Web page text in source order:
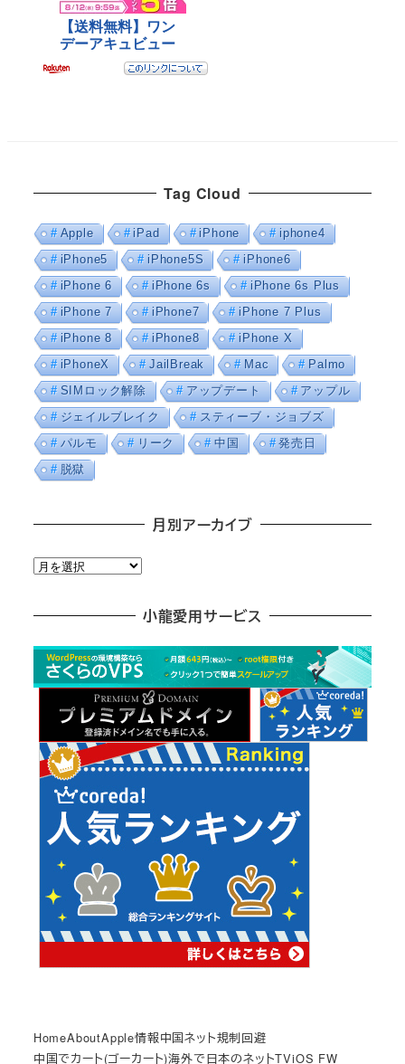
Tag Cloud
Apple iPad iPhone
iphone4
iPhone5
iPhone5S
iPhone6
iPhone 6
iPhone 6s
iPhone 6s Plus
iPhone 7
iPhone7
iPhone 7 Plus
iPhone 8
iPhone8
iPhone X
iPhoneX
JailBreak Mac
Palmo
SIMロック解除
アップデート
アップル
ジェイルブレイク
スティーブ・ジョブズ
パルモ
リーク 中国
発売日
脱獄
月別アーカイブ
月
カ
小龍愛用サービス
HomeAboutApple情報中国ネット規制回避
中国でカート(ゴーカート)海外で日本のネットTViOS FW